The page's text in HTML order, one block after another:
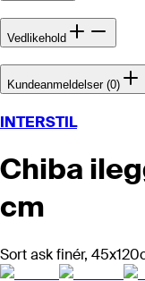
Vedlikehold
Kundeanmeldelser (0)
INTERSTIL
Chiba
cm
Sort ask finér,